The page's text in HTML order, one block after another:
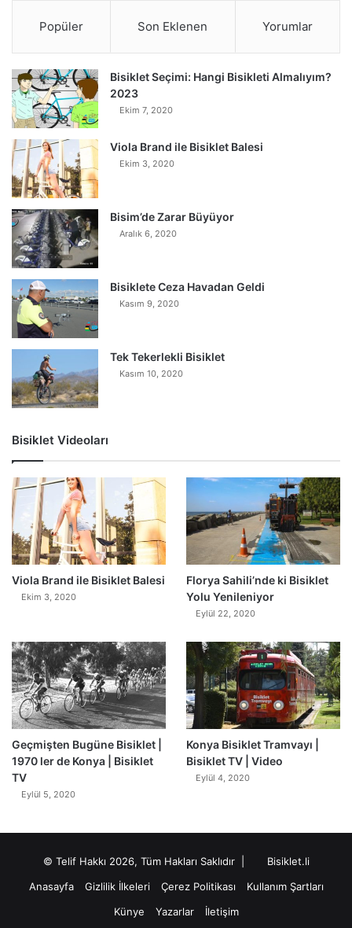
Popüler Son Eklenen Yorumlar
Bisiklet Seçimi: Hangi Bisikleti Almalıyım?
2023
Ekim 7, 2020
Viola Brand ile Bisiklet Balesi
Ekim 3, 2020
Bisim’de Zarar Büyüyor
Aralık 6, 2020
Bisiklete Ceza Havadan Geldi
Kasım 9, 2020
Tek Tekerlekli Bisiklet
Kasım 10, 2020
Bisiklet Videoları
Viola Brand ile Bisiklet Balesi
Ekim 3, 2020
0
Florya Sahili’nde ki Bisiklet
Yolu Yenileniyor
Eylül 22, 2020
Geçmişten Bugüne Bisiklet |
1970 ler de Konya | Bisiklet
TV
Eylül 5, 2020
Konya Bisiklet Tramvayı |
Bisiklet TV | Video
Eylül 4, 2020
© Telif Hakkı 2026, Tüm Hakları Saklıdır |
Bisiklet.li
Anasayfa
Gizlilik İlkeleri Çerez Politikası
Kullanım Şartları
Künye
Yazarlar İletişim